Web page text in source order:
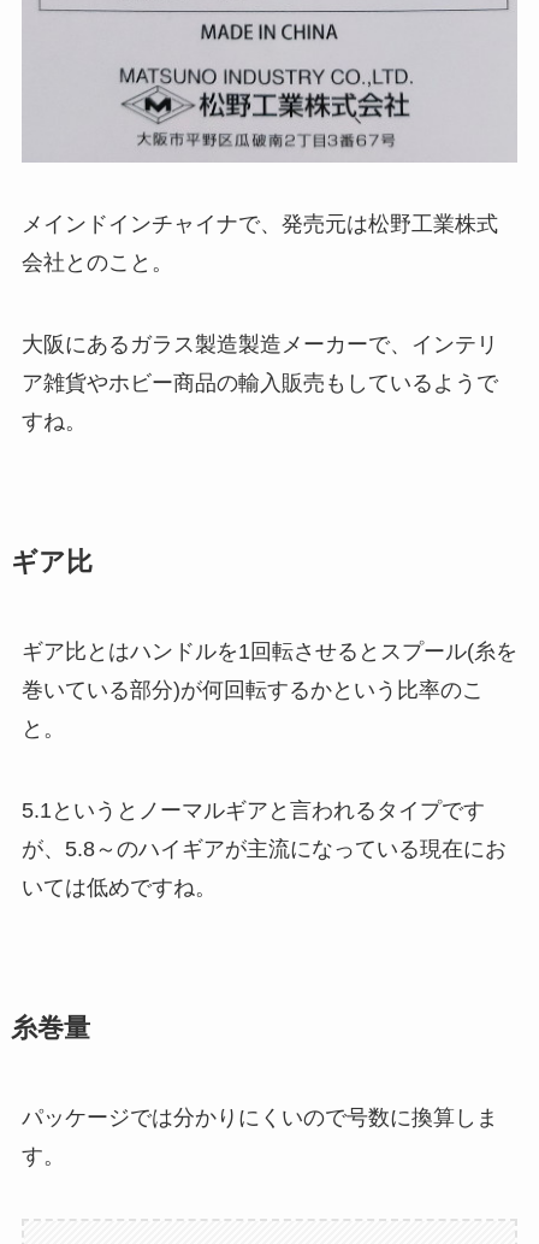
メインドインチャイナで、発売元は松野工業株式
会社とのこと。
大阪にあるガラス製造製造メーカーで、インテリ
ア雑貨やホビー商品の輸入販売もしているようで
すね。
ギア比
ギア比とはハンドルを1回転させるとスプール(糸を
巻いている部分)が何回転するかという比率のこ
と。
5.1というとノーマルギアと言われるタイプです
が、5.8～のハイギアが主流になっている現在にお
いては低めですね。
糸巻量
パッケージでは分かりにくいので号数に換算しま
す。